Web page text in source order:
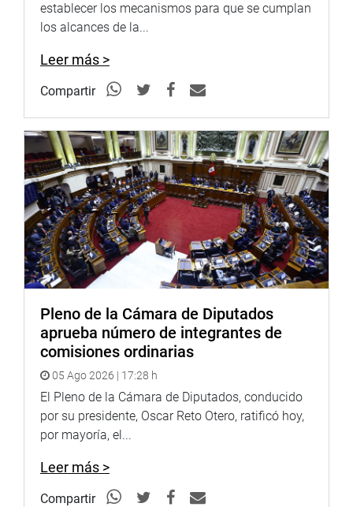
establecer los mecanismos para que se cumplan
los alcances de la...
Leer más >
Compartir
Pleno de la Cámara de Diputados
aprueba número de integrantes de
comisiones ordinarias
05 Ago 2026 | 17:28 h
El Pleno de la Cámara de Diputados, conducido
por su presidente, Oscar Reto Otero, ratificó hoy,
por mayoría, el...
Leer más >
Compartir